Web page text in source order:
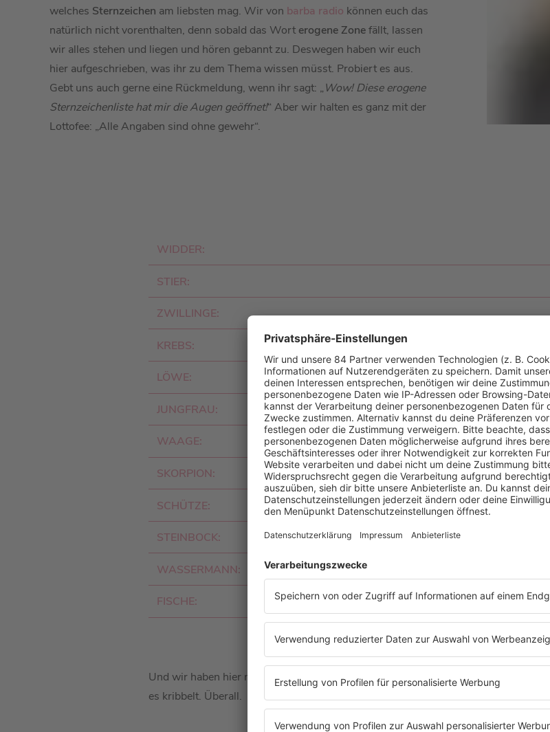
welches Sternzeichen am liebsten mag. Wir von barba radio können euch das
natürlich nicht vorenthalten, denn sobald das Wort erogene Zonefällt, lassen
wir alles stehen und liegen und hören gebannt zu. Deswegen haben wir euch
hier aufgeschrieben, was ihr zu dem Thema wissen müsst. Probiert es aus.
Gebt uns auch gerne eine Rückmeldung, wenn ihr sagt: „Wow! Diese erogene
Sternzeichenliste hat mir die Augen geöffnet!“ Aber wir halten es ganz mit der
Lottofee: „Alle Angaben sind ohne gewehr“.
WIDDER:
STIER:
ZWILLINGE:
KREBS:
LÖWE:
JUNGFRAU:
WAAGE:
SKORPION:
SCHÜTZE:
STEINBOCK:
WASSERMANN:
FISCHE:
Und wir haben hier noch etwas für euch, was alle erogenen Zonen bedienen kann.
es kribbelt. Überall.